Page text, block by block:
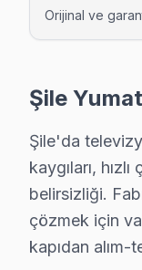
Orijinal ve
Şile
Şile'da
kaygıları,
belirsizliği.
çözmek için
kapıdan alım-